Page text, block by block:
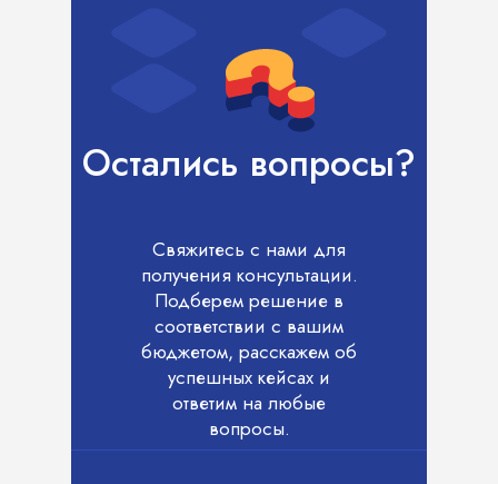
Остались вопросы?
Свяжитесь с нами для
получения консультации.
Подберем решение в
соответствии с вашим
бюджетом, расскажем об
успешных кейсах и
ответим на любые
вопросы.